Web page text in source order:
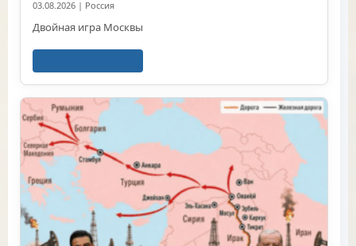
03.08.2026 | Россия
Двойная игра Москвы